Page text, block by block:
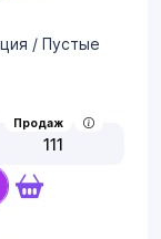
/ Пустые
Продаж
111